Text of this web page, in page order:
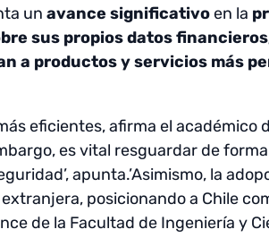
unavance significativoen la
sus propios datos
a productos y servicios más
eficientes, afirma el académico
es vital resguardar de
apunta.’Asimismo, la
posicionando a Chile
de la Facultad de Ingeniería y